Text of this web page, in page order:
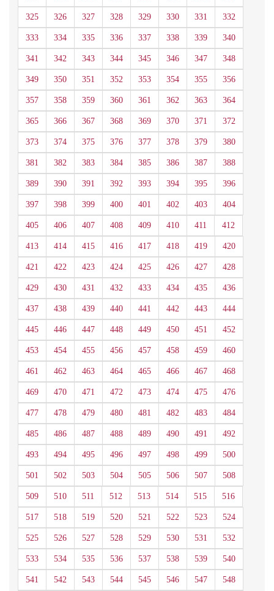
325 326 327 328 329 330 331 332
333 334 335 336 337 338 339 340
341 342 343 344 345 346 347 348
349 350 351 352 353 354 355 356
357 358 359 360 361 362 363 364
365 366 367 368 369 370 371 372
373 374 375 376 377 378 379 380
381 382 383 384 385 386 387 388
389 390 391 392 393 394 395 396
397 398 399 400 401 402 403 404
405 406 407 408 409 410 411 412
413 414 415 416 417 418 419 420
421 422 423 424 425 426 427 428
429 430 431 432 433 434 435 436
437 438 439 440 441 442 443 444
445 446 447 448 449 450 451 452
453 454 455 456 457 458 459 460
461 462 463 464 465 466 467 468
469 470 471 472 473 474 475 476
477 478 479 480 481 482 483 484
485 486 487 488 489 490 491 492
493 494 495 496 497 498 499 500
501 502 503 504 505 506 507 508
509 510 511 512 513 514 515 516
517 518 519 520 521 522 523 524
525 526 527 528 529 530 531 532
533 534 535 536 537 538 539 540
541 542 543 544 545 546 547 548